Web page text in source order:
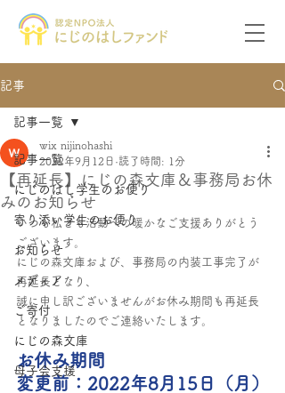
記事
記事一覧
にじのはし学生のお便り
寄り添い学生のお便り
お知らせ
メディア
ご寄付
にじの森文庫
母子会支援
記事一覧
【再延長】にじの森文庫＆事務局お休
みのお知らせ
wix nijinohashi
2022年9月12日 読了時間: 1分
いつも私ども活動への暖かなご支援ありがとう
ございます。
にじの森文庫および、事務局の内装工事完了が
再延長となり、
誠に申し訳ございませんがお休み期間も再延長
となりましたのでご連絡いたします。
お休み期間
変更前：2022年8月15日（月）